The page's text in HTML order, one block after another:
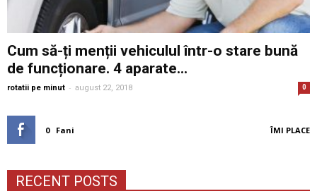
Cum să-ți menții vehiculul într-o stare bună
de funcționare. 4 aparate...
rotatii pe minut - august 22, 2018 0
0 Fani ÎMI PLACE
RECENT POSTS